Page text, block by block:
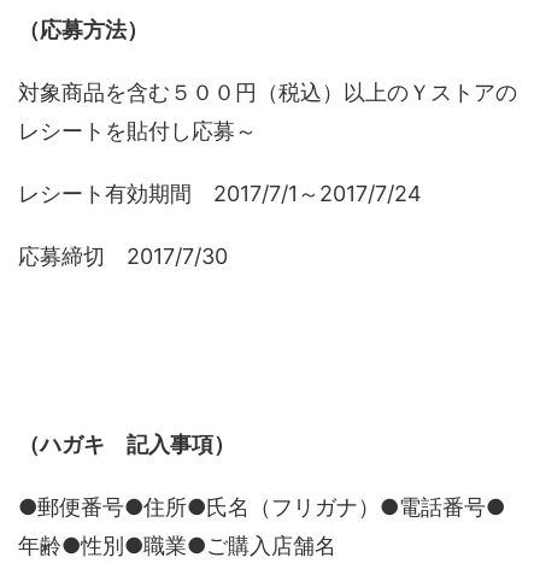
（応募方法）
対象商品を含む５００円（税込）以上のＹストアの
レシートを貼付し応募～
レシート有効期間 2017/7/1～2017/7/24
応募締切 2017/7/30
（ハガキ 記入事項）
●郵便番号●住所●氏名（フリガナ）●電話番号●
年齢●性別●職業●ご購入店舗名